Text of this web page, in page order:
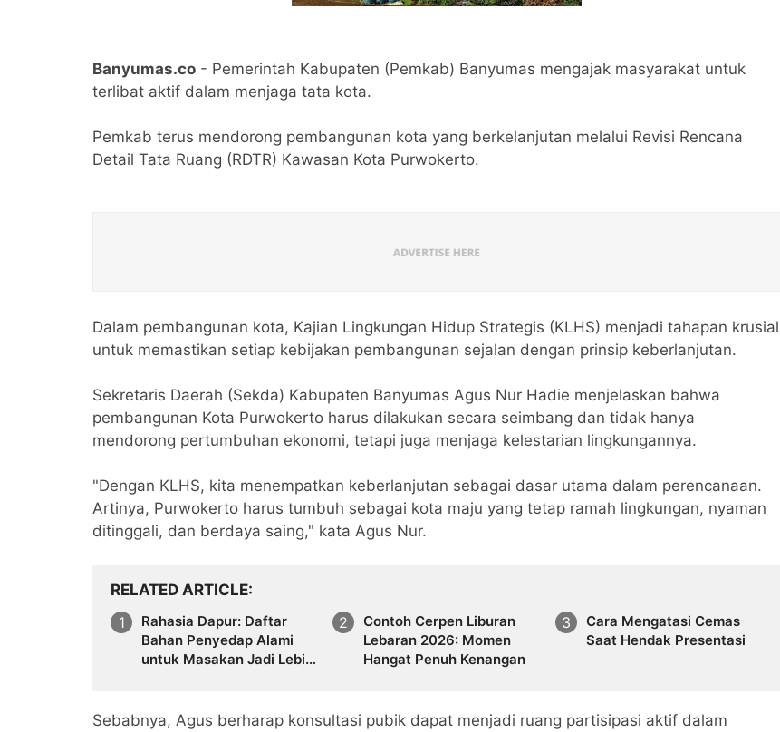
Banyumas.co - Pemerintah Kabupaten (Pemkab) Banyumas mengajak masyarakat untuk
terlibat aktif dalam menjaga tata kota.
Pemkab terus mendorong pembangunan kota yang berkelanjutan melalui Revisi Rencana
Detail Tata Ruang (RDTR) Kawasan Kota Purwokerto.
Dalam pembangunan kota, Kajian Lingkungan Hidup Strategis (KLHS) menjadi tahapan krusial
untuk memastikan setiap kebijakan pembangunan sejalan dengan prinsip keberlanjutan.
Sekretaris Daerah (Sekda) Kabupaten Banyumas Agus Nur Hadie menjelaskan bahwa
pembangunan Kota Purwokerto harus dilakukan secara seimbang dan tidak hanya
mendorong pertumbuhan ekonomi, tetapi juga menjaga kelestarian lingkungannya.
"Dengan KLHS, kita menempatkan keberlanjutan sebagai dasar utama dalam perencanaan.
Artinya, Purwokerto harus tumbuh sebagai kota maju yang tetap ramah lingkungan, nyaman
ditinggali, dan berdaya saing," kata Agus Nur.
RELATED ARTICLE
Rahasia Dapur: Daftar
Bahan Penyedap Alami
untuk Masakan Jadi Lebih
Contoh Cerpen Liburan
Lebaran 2026: Momen
Hangat Penuh Kenangan
Cara Mengatasi Cemas
Saat Hendak Presentasi
Sebabnya, Agus berharap konsultasi pubik dapat menjadi ruang partisipasi aktif dalam